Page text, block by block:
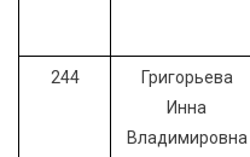
244
Григорьева
Инна
Владимировна